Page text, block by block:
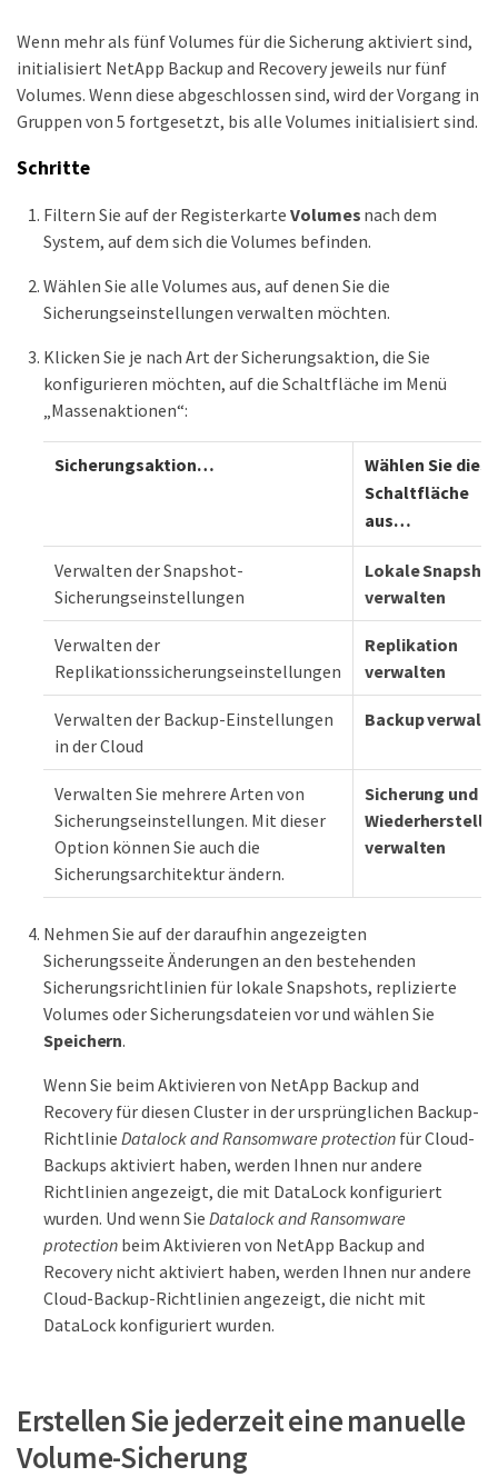
Wenn mehr als fünf Volumes für die Sicherung aktiviert sind,
initialisiert NetApp Backup and Recovery jeweils nur fünf
Volumes. Wenn diese abgeschlossen sind, wird der Vorgang in
Gruppen von 5 fortgesetzt, bis alle Volumes initialisiert sind.
Schritte
Filtern Sie auf der Registerkarte Volumes nach dem
System, auf dem sich die Volumes befinden.
Wählen Sie alle Volumes aus, auf denen Sie die
Sicherungseinstellungen verwalten möchten.
Klicken Sie je nach Art der Sicherungsaktion, die Sie
konfigurieren möchten, auf die Schaltfläche im Menü
„Massenaktionen“:
Sicherungsaktion…​
Wählen Sie diese
Schaltfläche
aus…​
Verwalten der Snapshot-
Sicherungseinstellungen
Lokale
verwalten
Verwalten der
Replikationssicherungseinstellungen
Replikation
verwalten
Verwalten der Backup-Einstellungen
in der Cloud
Backup
Verwalten Sie mehrere Arten von
Sicherungseinstellungen. Mit dieser
Option können Sie auch die
Sicherungsarchitektur ändern.
Sicherung und
verwalten
Nehmen Sie auf der daraufhin angezeigten
Sicherungsseite Änderungen an den bestehenden
Sicherungsrichtlinien für lokale Snapshots, replizierte
Volumes oder Sicherungsdateien vor und wählen Sie
Speichern.
Wenn Sie beim Aktivieren von NetApp Backup and
Recovery für diesen Cluster in der ursprünglichen Backup-
Richtlinie Datalock and Ransomware protection für Cloud-
Backups aktiviert haben, werden Ihnen nur andere
Richtlinien angezeigt, die mit DataLock konfiguriert
wurden. Und wenn Sie Datalock and Ransomware
protection beim Aktivieren von NetApp Backup and
Recovery nicht aktiviert haben, werden Ihnen nur andere
Cloud-Backup-Richtlinien angezeigt, die nicht mit
DataLock konfiguriert wurden.
Erstellen Sie jederzeit eine manuelle
Volume-Sicherung